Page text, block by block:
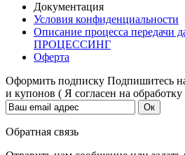
Документация
Условия конфиденциальности
Описание процесса
ПРОЦЕССИНГ
Оферта
Оформить подписку Подпишитесь
и купонов ( Я согласен на
Обратная связь